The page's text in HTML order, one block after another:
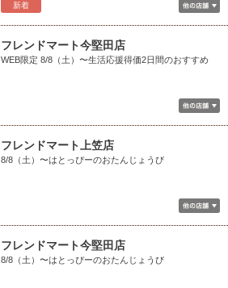
新着
フレンドマート今堅田店
WEB限定 8/8（土）〜生活応援得価2日間のおすすめ
フレンドマート上笠店
8/8（土）〜はとっぴーのおたんじょうび
フレンドマート今堅田店
8/8（土）〜はとっぴーのおたんじょうび